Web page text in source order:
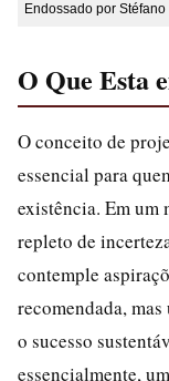
Endossado por
O Que Esta
O conceito de
essencial para
existência. Em um
repleto de
contemple
recomendada,
o sucesso
essencialmente,